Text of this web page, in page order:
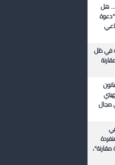
هل
في ظل
مجال